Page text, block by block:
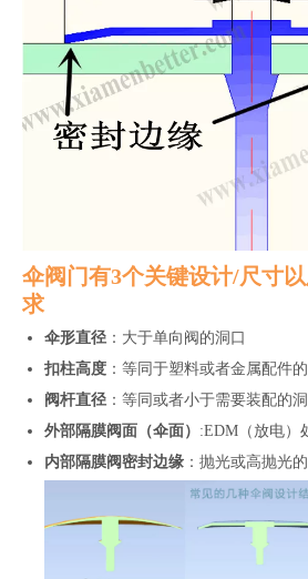
伞阀门有3个关键设计/尺寸
求
伞形直径 ：大于单向阀的洞口
扣柱高度 ：等同于塑料或者金属配件
阀杆直径 ：等同或者小于需要装配的洞
外部隔膜阀面（伞面） :EDM（放电）
内部隔膜阀密封边缘 ：抛光或高抛光